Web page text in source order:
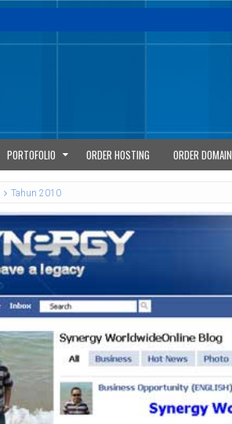
PORTOFOLIO ORDER HOSTING ORDER DOMAIN
Tahun 2010